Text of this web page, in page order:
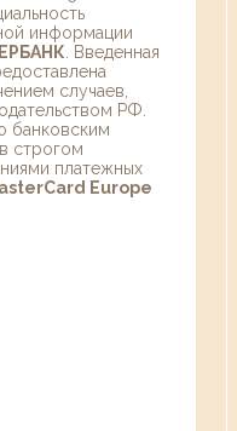
информации
. Введенная
случаев,
РФ.
банковским
строгом
платежных
Europe